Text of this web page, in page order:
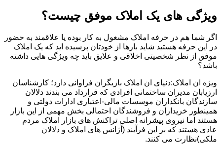
ویژگی های یک املاک موفق چیست؟
اگر شما هم در حرفه املاک مشغول به کار بوده یا علاقمند به حضور
در این حرفه هستید شاید بارها از خودتان پرسیده اید که یک املاک
موفق از نظر شخصیتی اخلاقی و علایق باید چه ویژگی هایی داشته
باشد؟
ویژه ان املاک:دنیای ان املاک بازیگران فراوانی دارد؛ کارشناسان
ارزیابان مدیران ساختمانی افرادی که قرارداد می بندند دلالان
سازندگان بانکداران موسسات مالی-اعتباری ادارات دولتی و
همینطور خریداران و فروشندگان احتمالی بخش مهمی از این بازار
هستند اما نیروی پیشرانه اصلی تراکنش های بازار املاک مردم
عادی هستند که بر این فرآیند (آژانس های املاک و دلالان
ملکی)نظارت می کنند.